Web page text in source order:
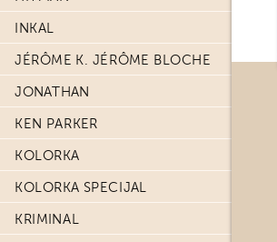
INKAL
JÉRÔME K. JÉRÔME BLOCHE
JONATHAN
KEN PARKER
KOLORKA
KOLORKA SPECIJAL
KRIMINAL